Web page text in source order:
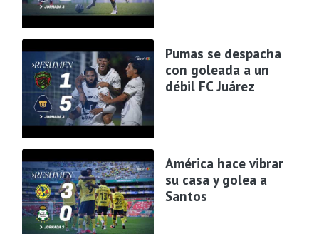
Pumas se despacha
con goleada a un
débil FC Juárez
América hace vibrar
su casa y golea a
Santos